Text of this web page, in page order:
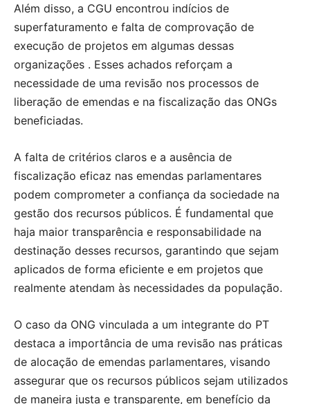
Além disso, a CGU encontrou indícios de
superfaturamento e falta de comprovação de
execução de projetos em algumas dessas
organizações . Esses achados reforçam a
necessidade de uma revisão nos processos de
liberação de emendas e na fiscalização das ONGs
beneficiadas.
A falta de critérios claros e a ausência de
fiscalização eficaz nas emendas parlamentares
podem comprometer a confiança da sociedade na
gestão dos recursos públicos. É fundamental que
haja maior transparência e responsabilidade na
destinação desses recursos, garantindo que sejam
aplicados de forma eficiente e em projetos que
realmente atendam às necessidades da população.
O caso da ONG vinculada a um integrante do PT
destaca a importância de uma revisão nas práticas
de alocação de emendas parlamentares, visando
assegurar que os recursos públicos sejam utilizados
de maneira justa e transparente, em benefício da